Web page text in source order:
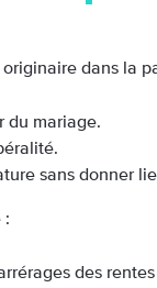
dans la
du mariage.
sans donner
:
des